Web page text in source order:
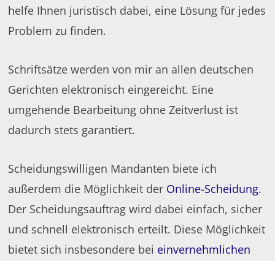
helfe Ihnen juristisch dabei, eine Lösung für jedes
Problem zu finden.
Schriftsätze werden von mir an allen deutschen
Gerichten elektronisch eingereicht. Eine
umgehende Bearbeitung ohne Zeitverlust ist
dadurch stets garantiert.
Scheidungswilligen Mandanten biete ich
außerdem die Möglichkeit der Online-Scheidung.
Der Scheidungsauftrag wird dabei einfach, sicher
und schnell elektronisch erteilt. Diese Möglichkeit
bietet sich insbesondere bei einvernehmlichen